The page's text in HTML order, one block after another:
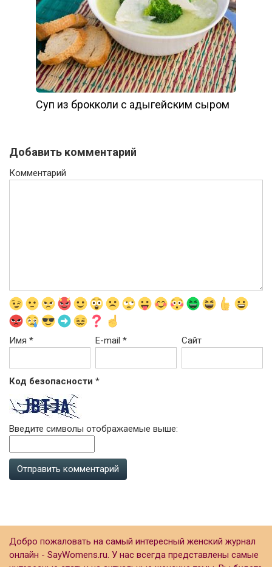
Суп из брокколи с адыгейским сыром
Добавить комментарий
Комментарий
Имя * E-mail* Сайт
Код безопасности *
Введите символы отображаемые выше:
Добро пожаловать на самый интересный женский журнал
онлайн - SayWomens.ru. У нас всегда представлены самые